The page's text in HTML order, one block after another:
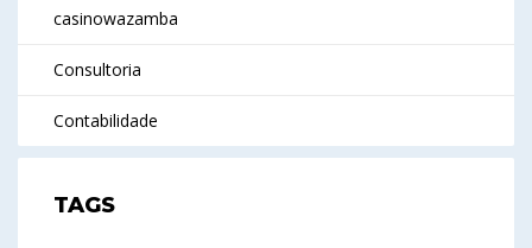
casinowazamba
Consultoria
Contabilidade
TAGS